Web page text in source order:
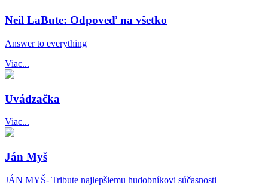
Neil LaBute: Odpoveď na všetko
Answer to everything
Viac...
Uvádzačka
Viac...
Ján Myš
JÁN MYŠ- Tribute najlepšiemu hudobníkovi súčasnosti